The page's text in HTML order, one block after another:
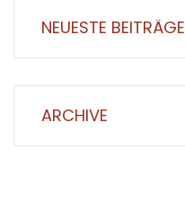
NEUESTE BEITRÄGE
ARCHIVE